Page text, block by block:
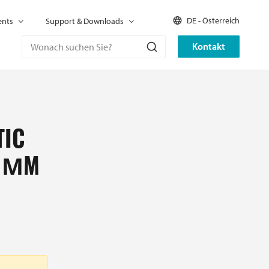
Kontakt
Support & Downloads DE - Österreich
ΜM